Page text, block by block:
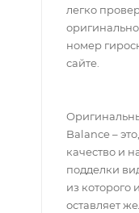
легко
номер
сайте.
Balance –
качество и
подделки
из которого
оставляет